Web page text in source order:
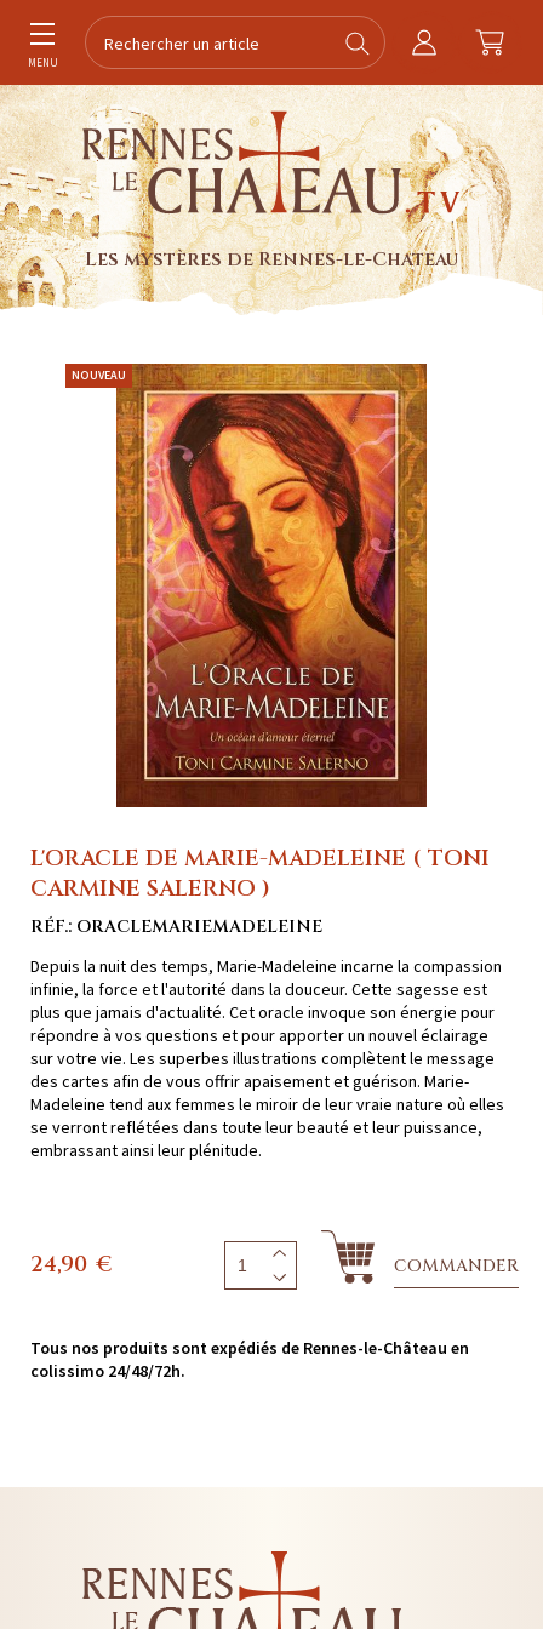
MENU
Les mystères de Rennes-le-Chateau
NOUVEAU
L'ORACLE DE MARIE-MADELEINE ( TONI
CARMINE SALERNO )
RÉF.: ORACLEMARIEMADELEINE
Depuis la nuit des temps, Marie-Madeleine incarne la compassion
infinie, la force et l'autorité dans la douceur. Cette sagesse est
plus que jamais d'actualité. Cet oracle invoque son énergie pour
répondre à vos questions et pour apporter un nouvel éclairage
sur votre vie. Les superbes illustrations complètent le message
des cartes afin de vous offrir apaisement et guérison. Marie-
Madeleine tend aux femmes le miroir de leur vraie nature où elles
se verront reflétées dans toute leur beauté et leur puissance,
embrassant ainsi leur plénitude.
24,90 € COMMANDER
Tous nos produits sont expédiés de Rennes-le-Château en
colissimo 24/48/72h.